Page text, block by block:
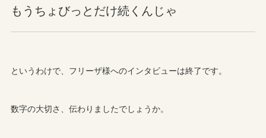
もうちょびっとだけ続くんじゃ
というわけで、フリーザ様へのインタビューは終了です。
数字の大切さ、伝わりましたでしょうか。